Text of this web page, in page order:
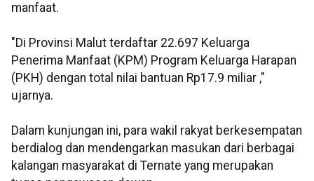
manfaat.
"Di Provinsi Malut terdaftar 22.697 Keluarga
Penerima Manfaat (KPM) Program Keluarga Harapan
(PKH) dengan total nilai bantuan Rp17.9 miliar ,"
ujarnya.
Dalam kunjungan ini, para wakil rakyat berkesempatan
berdialog dan mendengarkan masukan dari berbagai
kalangan masyarakat di Ternate yang merupakan